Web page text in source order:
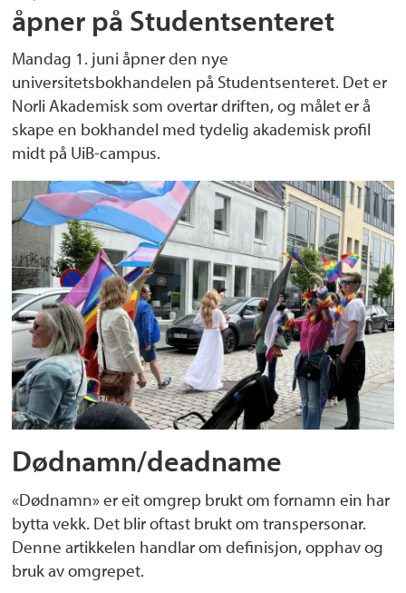
åpner på Studentsenteret
Mandag 1. juni åpner den nye
universitetsbokhandelen på Studentsenteret. Det er
Norli Akademisk som overtar driften, og målet er å
skape en bokhandel med tydelig akademisk profil
midt på UiB-campus.
Dødnamn/deadname
«Dødnamn» er eit omgrep brukt om fornamn ein har
bytta vekk. Det blir oftast brukt om transpersonar.
Denne artikkelen handlar om definisjon, opphav og
bruk av omgrepet.